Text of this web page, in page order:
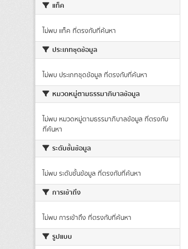
แท็ค
ไม่พบ แท็ค ที่ตรงกับที่ค้นหา
ประเภทชุดข้อมูล
ไม่พบ ประเภทชุดข้อมูล ที่ตรงกับที่ค้นหา
หมวดหมู่ตามธรรมาภิบาลข้อมูล
ไม่พบ หมวดหมู่ตามธรรมาภิบาลข้อมูล ที่ตรงกับ
ที่ค้นหา
ระดับชั้นข้อมูล
ไม่พบ ระดับชั้นข้อมูล ที่ตรงกับที่ค้นหา
การเข้าถึง
ไม่พบ การเข้าถึง ที่ตรงกับที่ค้นหา
รูปแบบ